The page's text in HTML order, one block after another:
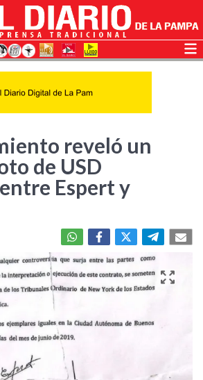
reveló un
de USD
Espert y